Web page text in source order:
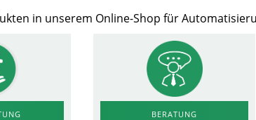
in unserem Online-Shop für
BERATUNG